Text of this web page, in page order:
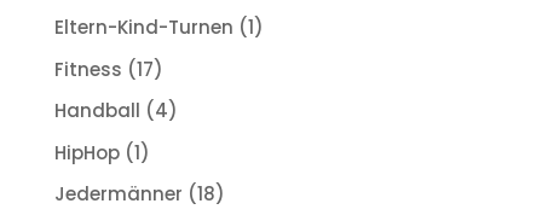
Eltern-Kind-Turnen (1)
Fitness (17)
Handball (4)
HipHop(1)
Jedermänner (18)